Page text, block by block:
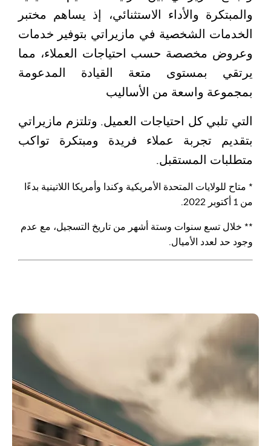
والمبتكرة والأداء الاستثنائي، إذ يساهم مختبر
الخدمات الشخصية في مازيراتي بتوفير خدمات
وعروض مخصصة حسب احتياجات العملاء، مما
يرتقي بمستوى متعة القيادة المدعومة
بمجموعة واسعة من الأساليب
التي تلبي كل احتياجات العميل. وتلتزم مازيراتي
بتقديم تجربة عملاء فريدة ومبتكرة تواكب
متطلبات المستقبل.
* متاح للولايات المتحدة الأمريكية وكندا وأمريكا اللاتينية بدءًا
من 1 أكتوبر 2022.
** خلال تسع سنوات وستة أشهر من تاريخ التسجيل، مع عدم
وجود حد لعدد الأميال.